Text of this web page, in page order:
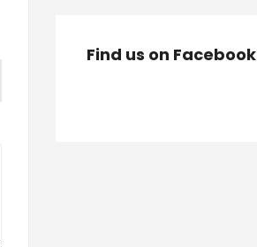
Find us on Facebook